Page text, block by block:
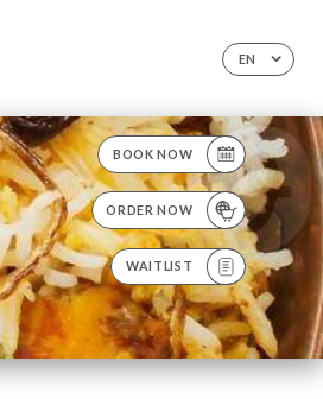
EN
BOOK NOW
ORDER NOW
WAITLIST